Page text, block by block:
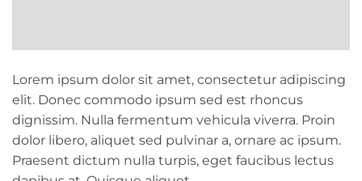
Lorem ipsum dolor sit amet, consectetur adipiscing
elit. Donec commodo ipsum sed est rhoncus
dignissim. Nulla fermentum vehicula viverra. Proin
dolor libero, aliquet sed pulvinar a, ornare ac ipsum.
Praesent dictum nulla turpis, eget faucibus lectus